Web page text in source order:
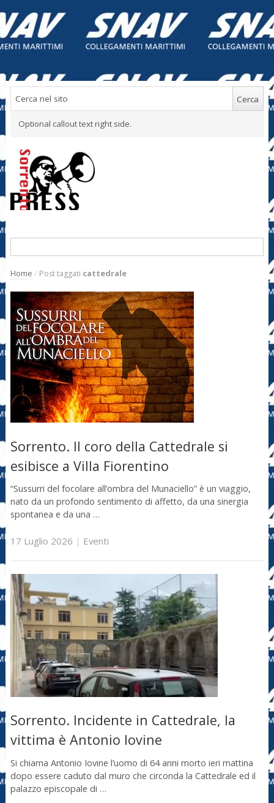
Optional callout text right side.
Home / Post taggati cattedrale
Sorrento. Il coro della Cattedrale si
esibisce a Villa Fiorentino
“Sussurri del focolare all’ombra del Munaciello” è un viaggio,
nato da un profondo sentimento di affetto, da una sinergia
spontanea e da una …
17 Luglio 2026 | Eventi
Sorrento. Incidente in Cattedrale, la
vittima è Antonio Iovine
Si chiama Antonio Iovine l’uomo di 64 anni morto ieri mattina
dopo essere caduto dal muro che circonda la Cattedrale ed il
palazzo episcopale di …